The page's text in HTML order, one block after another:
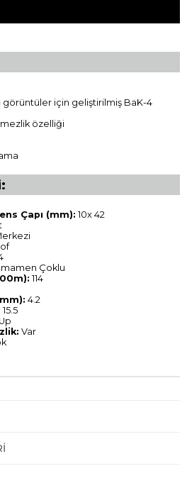
görüntüler için geliştirilmiş BaK-4
özelliği
Çapı (mm): 10x 42
Çoklu
114
4.2
15.5
Var